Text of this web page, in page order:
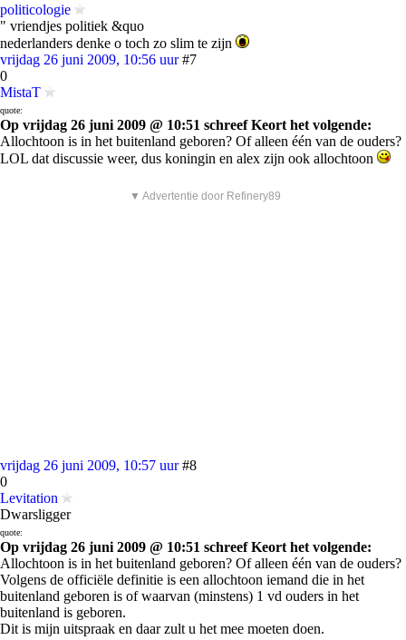
politicologie
" vriendjes politiek &quo
nederlanders denke o toch zo slim te zijn
vrijdag 26 juni 2009, 10:56 uur #7
0
MistaT
quote:
Op vrijdag 26 juni 2009 @ 10:51 schreef Keort het volgende:
Allochtoon is in het buitenland geboren? Of alleen één van de ouders?
LOL dat discussie weer, dus koningin en alex zijn ook allochtoon
▼ Advertentie door Refinery89
vrijdag 26 juni 2009, 10:57 uur #8
0
Levitation
Dwarsligger
quote:
Op vrijdag 26 juni 2009 @ 10:51 schreef Keort het volgende:
Allochtoon is in het buitenland geboren? Of alleen één van de ouders?
Volgens de officiële definitie is een allochtoon iemand die in het
buitenland geboren is of waarvan (minstens) 1 vd ouders in het
buitenland is geboren.
Dit is mijn uitspraak en daar zult u het mee moeten doen.